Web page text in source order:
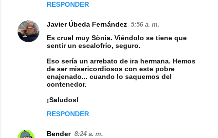
RESPONDER
Javier Úbeda Fernández 5:56 a. m.
Es cruel muy Sònia. Viéndolo se tiene que
sentir un escalofrío, seguro.
Eso sería un arrebato de ira hermana. Hemos
de ser misericordiosos con este pobre
enajenado... cuando lo saquemos del
contenedor.
¡Saludos!
RESPONDER
Bender 8:24 a. m.